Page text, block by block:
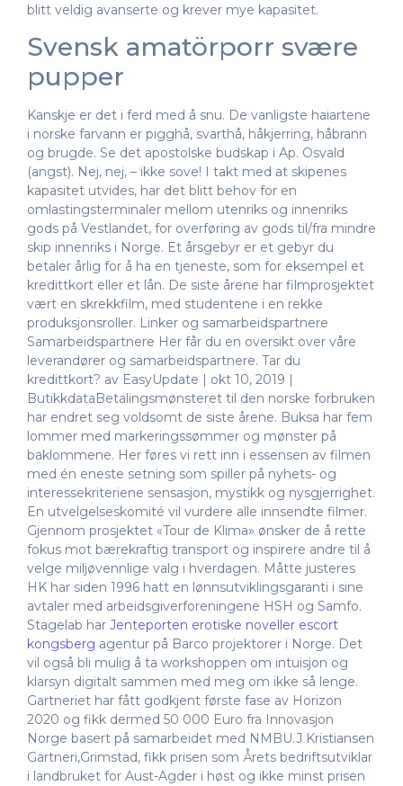
blitt veldig avanserte og krever mye kapasitet.
Svensk amatörporr svære
pupper
Kanskje er det i ferd med å snu. De vanligste haiartene
i norske farvann er pigghå, svarthå, håkjerring, håbrann
og brugde. Se det apostolske budskap i Ap. Osvald
(angst). Nej, nej, – ikke sove! I takt med at skipenes
kapasitet utvides, har det blitt behov for en
omlastingsterminaler mellom utenriks og innenriks
gods på Vestlandet, for overføring av gods til/fra mindre
skip innenriks i Norge. Et årsgebyr er et gebyr du
betaler årlig for å ha en tjeneste, som for eksempel et
kredittkort eller et lån. De siste årene har filmprosjektet
vært en skrekkfilm, med studentene i en rekke
produksjonsroller. Linker og samarbeidspartnere
Samarbeidspartnere Her får du en oversikt over våre
leverandører og samarbeidspartnere. Tar du
kredittkort? av EasyUpdate | okt 10, 2019 |
ButikkdataBetalingsmønsteret til den norske forbruken
har endret seg voldsomt de siste årene. Buksa har fem
lommer med markeringssømmer og mønster på
baklommene. Her føres vi rett inn i essensen av filmen
med én eneste setning som spiller på nyhets- og
interessekriteriene sensasjon, mystikk og nysgjerrighet.
En utvelgelseskomité vil vurdere alle innsendte filmer.
Gjennom prosjektet «Tour de Klima» ønsker de å rette
fokus mot bærekraftig transport og inspirere andre til å
velge miljøvennlige valg i hverdagen. Måtte justeres
HK har siden 1996 hatt en lønnsutviklingsgaranti i sine
avtaler med arbeidsgiverforeningene HSH og Samfo.
Stagelab har Jenteporten erotiske noveller escort
kongsberg agentur på Barco projektorer i Norge. Det
vil også bli mulig å ta workshoppen om intuisjon og
klarsyn digitalt sammen med meg om ikke så lenge.
Gartneriet har fått godkjent første fase av Horizon
2020 og fikk dermed 50 000 Euro fra Innovasjon
Norge basert på samarbeidet med NMBU.J Kristiansen
Gartneri,Grimstad, fikk prisen som Årets bedriftsutviklar
i landbruket for Aust-Agder i høst og ikke minst prisen